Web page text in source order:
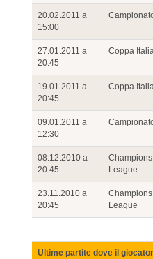
20.02.2011 a
15:00
27.01.2011 a
20:45
Coppa
19.01.2011 a
20:45
Coppa
09.01.2011 a
12:30
08.12.2010 a
20:45
Champions
League
23.11.2010 a
20:45
Champions
League
Ultime partite dove il